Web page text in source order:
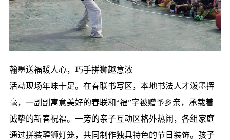
翰墨送福暖人心，巧手拼狮趣意浓
活动现场年味十足。在春联书写区，本地书法人才泼墨挥
毫，一副副寓意美好的春联和“福”字被赠予乡亲，承载着
诚挚的新春祝福。一旁的亲子互动区格外热闹，各组家庭
通过拼装醒狮灯笼，共同制作独具特色的节日装饰。孩子